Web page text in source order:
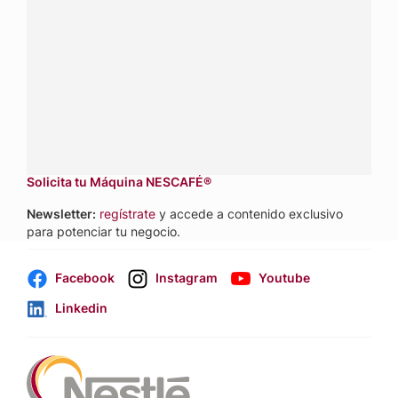
Solicita tu Máquina NESCAFÉ®
Newsletter: regístrate y accede a contenido exclusivo
para potenciar tu negocio.
Facebook Instagram
Youtube
Linkedin